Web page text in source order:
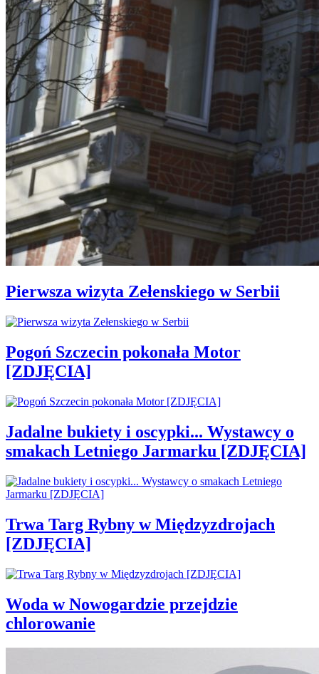
Pierwsza wizyta Zełenskiego w Serbii
Pogoń Szczecin pokonała Motor
[ZDJĘCIA]
Jadalne bukiety i oscypki... Wystawcy o
smakach Letniego Jarmarku [ZDJĘCIA]
Trwa Targ Rybny w Międzyzdrojach
[ZDJĘCIA]
Woda w Nowogardzie przejdzie
chlorowanie